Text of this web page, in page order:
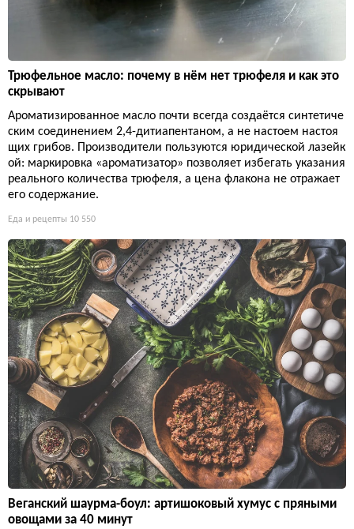
Трюфельное масло: почему в нём нет трюфеля и как это
скрывают
Ароматизированное масло почти всегда создаётся синтетиче
ским соединением 2,4-дитиапентаном, а не настоем настоя
щих грибов. Производители пользуются юридической лазейк
ой: маркировка «ароматизатор» позволяет избегать указания
реального количества трюфеля, а цена флакона не отражает
его содержание.
Еда и рецепты 10 550
Веганский шаурма-боул: артишоковый хумус с пряными
овощами за 40 минут